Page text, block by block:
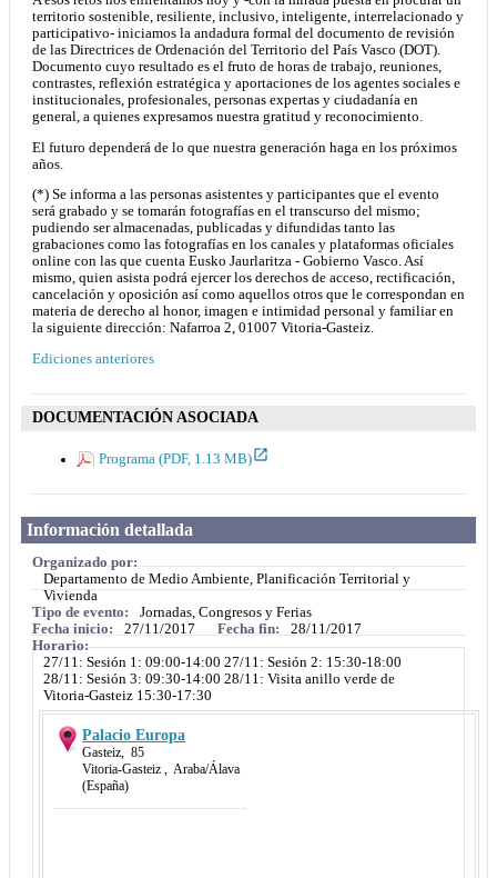
territorio sostenible, resiliente, inclusivo, inteligente, interrelacionado y
participativo- iniciamos la andadura formal del documento de revisión
de las Directrices de Ordenación del Territorio del País Vasco (DOT).
Documento cuyo resultado es el fruto de horas de trabajo, reuniones,
contrastes, reflexión estratégica y aportaciones de los agentes sociales e
institucionales, profesionales, personas expertas y ciudadanía en
general, a quienes expresamos nuestra gratitud y reconocimiento.
El futuro dependerá de lo que nuestra generación haga en los próximos
años.
(*) Se informa a las personas asistentes y participantes que el evento
será grabado y se tomarán fotografías en el transcurso del mismo;
pudiendo ser almacenadas, publicadas y difundidas tanto las
grabaciones como las fotografías en los canales y plataformas oficiales
online con las que cuenta Eusko Jaurlaritza - Gobierno Vasco. Así
mismo, quien asista podrá ejercer los derechos de acceso, rectificación,
cancelación y oposición así como aquellos otros que le correspondan en
materia de derecho al honor, imagen e intimidad personal y familiar en
la siguiente dirección: Nafarroa 2, 01007 Vitoria-Gasteiz.
Ediciones anteriores
DOCUMENTACIÓN ASOCIADA
Programa (PDF, 1.13 MB)
Información detallada
Organizado por:
Departamento de Medio Ambiente, Planificación Territorial y
Vivienda
Tipo de evento:
Jornadas, Congresos y Ferias
Fecha inicio:
27/11/2017 Fecha fin:
28/11/2017
Horario:
27/11: Sesión 1: 09:00-14:00 27/11: Sesión 2: 15:30-18:00
28/11: Sesión 3: 09:30-14:00 28/11: Visita anillo verde de
Vitoria-Gasteiz 15:30-17:30
Palacio Europa
Gasteiz
85
Vitoria-Gasteiz
Araba/Álava
(España)